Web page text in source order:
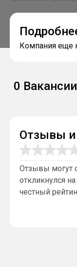
Компания еще
0 Вакансии
Отзывы и
Отзывы могут
откликнулся
честный